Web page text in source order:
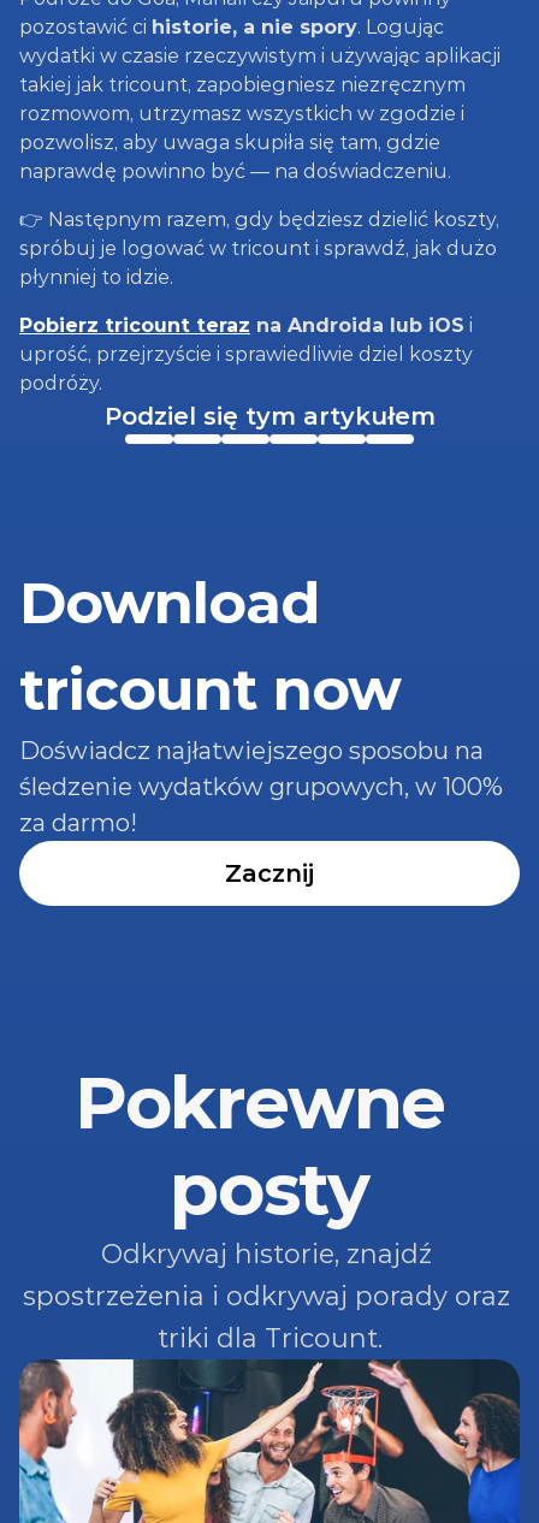
pozostawić ci historie, a nie spory. Logując
wydatki w czasie rzeczywistym i używając aplikacji
takiej jak tricount, zapobiegniesz niezręcznym
rozmowom, utrzymasz wszystkich w zgodzie i
pozwolisz, aby uwaga skupiła się tam, gdzie
naprawdę powinno być — na doświadczeniu.
👉 Następnym razem, gdy będziesz dzielić koszty,
spróbuj je logować w tricount i sprawdź, jak dużo
płynniej to idzie.
Pobierz tricount teraz na Androida lub iOS i
uprość, przejrzyście i sprawiedliwie dziel koszty
podróży.
Podziel się tym artykułem
Download
tricount now
Doświadcz najłatwiejszego sposobu na
śledzenie wydatków grupowych, w 100%
za darmo!
Zacznij
Pokrewne
posty
Odkrywaj historie, znajdź
spostrzeżenia i odkrywaj porady oraz
triki dla Tricount.